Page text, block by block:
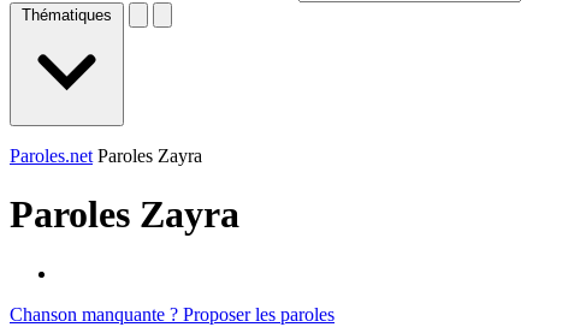
Thématiques
Paroles.net Paroles Zayra
Paroles Zayra
Chanson manquante ? Proposer les paroles